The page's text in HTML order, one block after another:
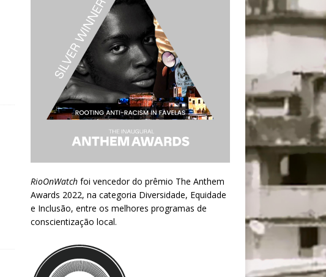
RioOnWatchfoi vencedor do prêmio The Anthem
Awards 2022, na categoria Diversidade, Equidade
e Inclusão, entre os melhores programas de
conscientização local.